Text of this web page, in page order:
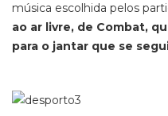
música escolhida pelos
ao ar livre, de Combat,
para o jantar que se